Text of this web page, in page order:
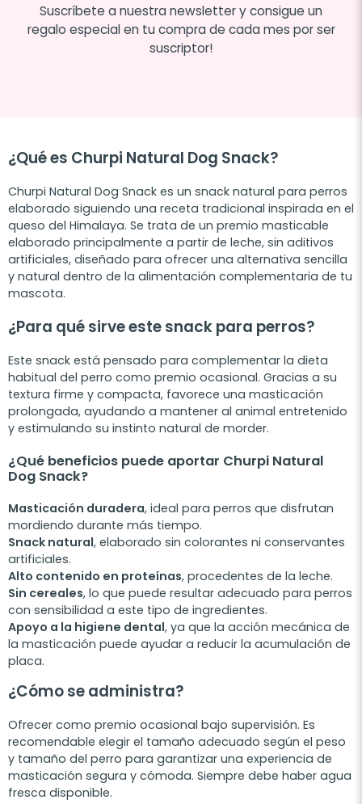
Suscríbete a nuestra newsletter y consigue un
regalo especial en tu compra de cada mes por ser
suscriptor!
¿Qué es Churpi Natural Dog Snack?
Churpi Natural Dog Snack es un snack natural para perros
elaborado siguiendo una receta tradicional inspirada en el
queso del Himalaya. Se trata de un premio masticable
elaborado principalmente a partir de leche, sin aditivos
artificiales, diseñado para ofrecer una alternativa sencilla
y natural dentro de la alimentación complementaria de tu
mascota.
¿Para qué sirve este snack para perros?
Este snack está pensado para complementar la dieta
habitual del perro como premio ocasional. Gracias a su
textura firme y compacta, favorece una masticación
prolongada, ayudando a mantener al animal entretenido
y estimulando su instinto natural de morder.
¿Qué beneficios puede aportar Churpi Natural
Dog Snack?
Masticación duradera, ideal para perros que disfrutan
mordiendo durante más tiempo.
Snack natural, elaborado sin colorantes ni conservantes
artificiales.
Alto contenido en proteínas, procedentes de la leche.
Sin cereales, lo que puede resultar adecuado para perros
con sensibilidad a este tipo de ingredientes.
Apoyo a la higiene dental, ya que la acción mecánica de
la masticación puede ayudar a reducir la acumulación de
placa.
¿Cómo se administra?
Ofrecer como premio ocasional bajo supervisión. Es
recomendable elegir el tamaño adecuado según el peso
y tamaño del perro para garantizar una experiencia de
masticación segura y cómoda. Siempre debe haber agua
fresca disponible.